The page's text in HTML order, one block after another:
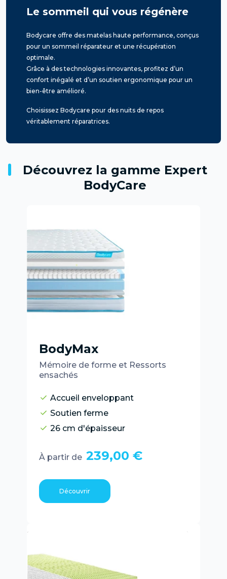
Le sommeil qui vous régénère
Bodycare offre des matelas haute performance, conçus
pour un sommeil réparateur et une récupération
optimale.
Grâce à des technologies innovantes, profitez d’un
confort inégalé et d’un soutien ergonomique pour un
bien-être amélioré.
Choisissez Bodycare pour des nuits de repos
véritablement réparatrices.
Découvrez la gamme Expert
BodyCare
BodyMax
Mémoire de forme et Ressorts
ensachés
Accueil enveloppant
Soutien ferme
26 cm d'épaisseur
À partir de 239,00 €
Découvrir